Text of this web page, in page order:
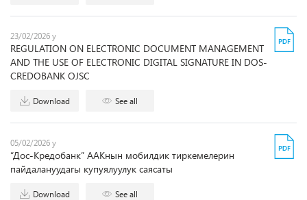
23/02/2026 y
REGULATION ON ELECTRONIC DOCUMENT MANAGEMENT
AND THE USE OF ELECTRONIC DIGITAL SIGNATURE IN DOS-
CREDOBANK OJSC
Download See all
05/02/2026 y
“Дос-Кредобанк” ААКнын мобилдик тиркемелерин
пайдалануудагы купуялуулук саясаты
Download See all